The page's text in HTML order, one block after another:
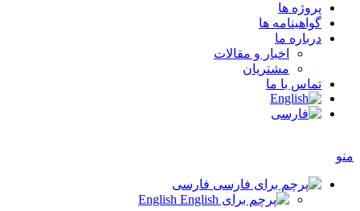
پروژه ها
گواهینامه ها
درباره ما
اخبار و مقالات
مشتریان
تماس با ما
منو
فارسی
English